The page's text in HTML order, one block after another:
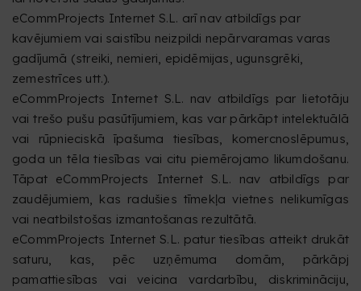
eCommProjects Internet S.L. arī nav atbildīgs par
kavējumiem vai saistību neizpildi nepārvaramas varas
gadījumā (streiki, nemieri, epidēmijas, ugunsgrēki,
zemestrīces utt.).
eCommProjects Internet S.L. nav atbildīgs par lietotāju
vai trešo pušu pasūtījumiem, kas var pārkāpt intelektuālā
vai rūpnieciskā īpašuma tiesības, komercnoslēpumus,
goda un tēla tiesības vai citu piemērojamo likumdošanu.
Tāpat eCommProjects Internet S.L. nav atbildīgs par
zaudējumiem, kas radušies tīmekļa vietnes nelikumīgas
vai neatbilstošas izmantošanas rezultātā.
eCommProjects Internet S.L. patur tiesības atteikt drukāt
saturu, kas, pēc uzņēmuma domām, pārkāpj
pamattiesības vai veicina vardarbību, diskrimināciju,